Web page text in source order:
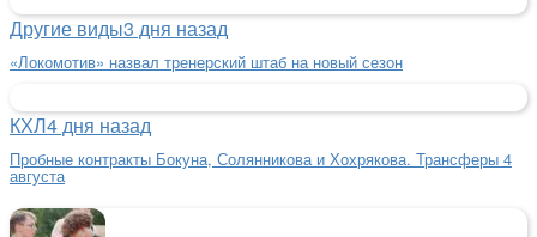
Другие виды3 дня назад
«Локомотив» назвал тренерский штаб на новый сезон
КХЛ4 дня назад
Пробные контракты Бокуна, Солянникова и Хохрякова. Трансферы 4
августа